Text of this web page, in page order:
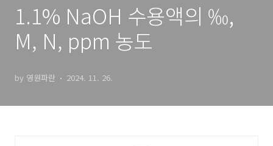
1.1% NaOH 수용액의 ‰,
M, N, ppm 농도
by 영원파란 2024. 11. 26.